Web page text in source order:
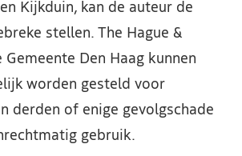
Kijkduin, kan de auteur de
stellen. The Hague &
Gemeente Den Haag kunnen
worden gesteld voor
derden of enige gevolgschade
gebruik.